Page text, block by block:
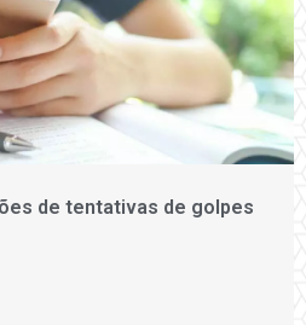
de tentativas de golpes